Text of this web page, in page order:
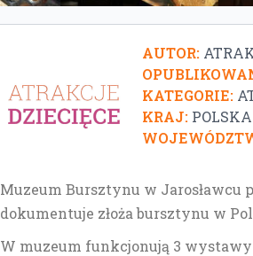
AUTOR:
KATEGORIE:
KRAJ: POLSKA
Muzeum Bursztynu w
dokumentuje złoża bursztynu w
W muzeum funkcjonują 3 wystawy